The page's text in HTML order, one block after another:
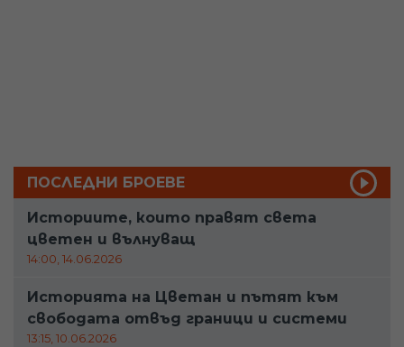
ПОСЛЕДНИ БРОЕВЕ
Историите, които правят света
цветен и вълнуващ
14:00, 14.06.2026
Историята на Цветан и пътят към
свободата отвъд граници и системи
13:15, 10.06.2026